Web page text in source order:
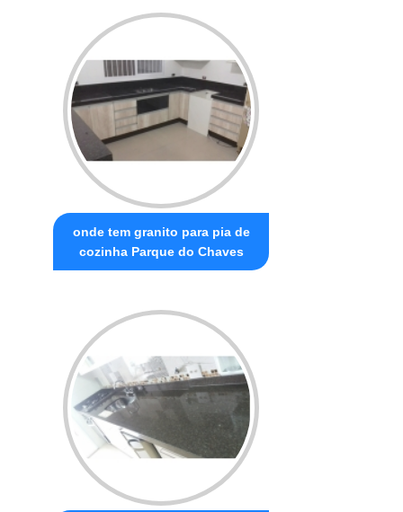
onde tem granito para pia de
cozinha Parque do Chaves